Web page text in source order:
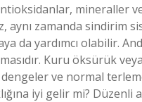
mineraller
aynı zamanda sindirim
da yardımcı olabilir.
Kuru öksürük
ve normal
iyi gelir mi? Düzenli